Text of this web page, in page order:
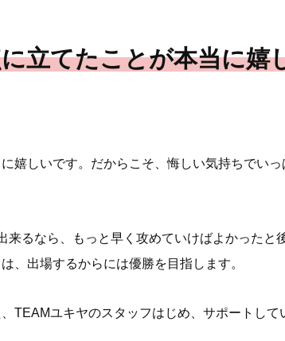
立てたことが本当に嬉
嬉しいです。だからこそ、悔しい気持ちでい
来るなら、もっと早く攻めていけばよかったと
、出場するからには優勝を目指します。
TEAMユキヤのスタッフはじめ、サポートし